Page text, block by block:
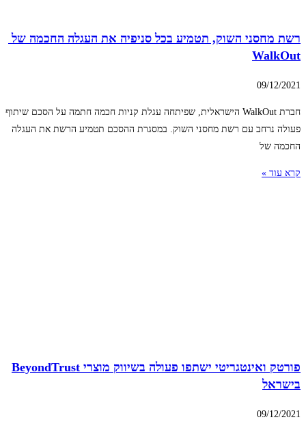
רשת מחסני השוק, תטמיע בכל סניפיה את העגלה החכמה של
WalkOut
09/12/2021
חברת WalkOut הישראלית, שפיתחה עגלת קניות חכמה חתמה על הסכם שיתוף
פעולה נרחב עם רשת מחסני השוק. במסגרת ההסכם תטמיע הרשת את העגלה
החכמה של
קרא עוד »
פורטק ואינטגריטי ישתפו פעולה בשיווק מוצרי BeyondTrust
בישראל
09/12/2021